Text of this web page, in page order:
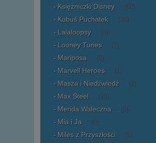
Księżniczki Disney (60)
Kubuś Puchatek (36)
Lalaloopsy (4)
Looney Tunes (7)
Mariposa (0)
Marvell Heroes (1)
Masza i Niedźwiedź (2)
Max Steel (13)
Merida Waleczna (0)
Mia i Ja (0)
Miles z Przyszłości (6)